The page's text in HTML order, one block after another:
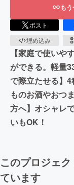
も
ポスト
埋め込み
【家庭で使いや
ができる。軽量
で際立たせる】
ものお酒やおつ
方へ】オシャレ
いもOK！
このプロジェ
ています